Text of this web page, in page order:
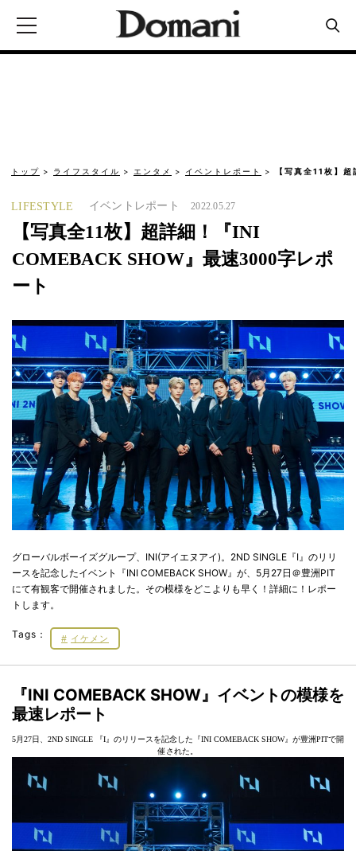
トップ ライフスタイル エンタメ イベントレポート 【写真全11枚】
LIFESTYLE イベントレポート 2022.05.27
【写真全11枚】超詳細！『INI
COMEBACK SHOW』最速3000字レポ
ート
グローバルボーイズグループ、INI(アイエヌアイ)。2ND SINGLE『I』のリリ
ースを記念したイベント『INI COMEBACK SHOW』が、5月27日＠豊洲PIT
にて有観客で開催されました。その模様をどこよりも早く！詳細に！レポー
トします。
Tags： イケメン
『INI COMEBACK SHOW』イベントの模様を
最速レポート
5月27日、2ND SINGLE 『I』のリリースを記念した『INI COMEBACK SHOW』が豊洲PITで開
催された。